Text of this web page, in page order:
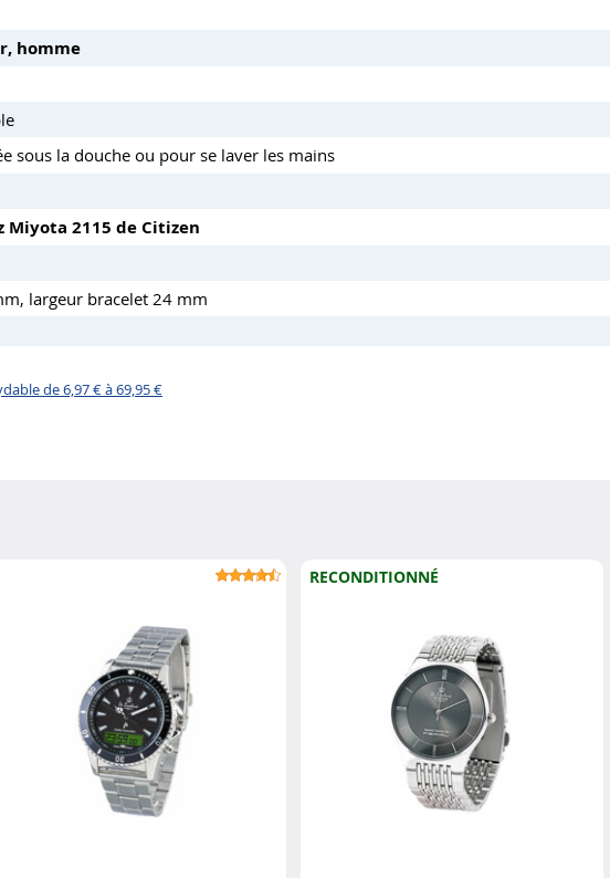
homme
sous la douche ou pour se laver les mains
2115 de Citizen
largeur bracelet 24 mm
de 6,97 € à 69,95 €
RECONDITIONNÉ